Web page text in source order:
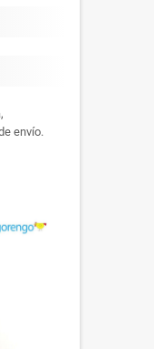
envío.